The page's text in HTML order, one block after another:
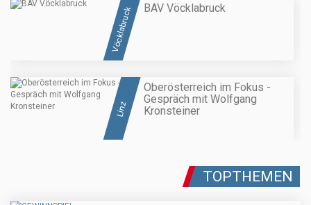
Vöcklabruck BAV Vöcklabruck
Linz
Oberösterreich im Fokus -
Gespräch mit Wolfgang
Kronsteiner
TOPTHEMEN